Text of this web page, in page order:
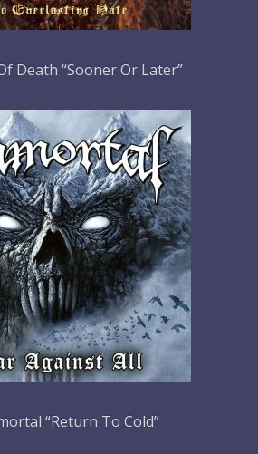
Death “Sooner Or Later”
“Return To Cold”